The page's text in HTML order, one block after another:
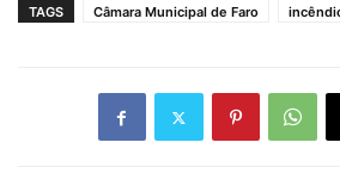
TAGS Câmara Municipal de Faro